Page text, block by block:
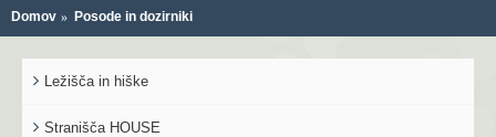
Domov Posode in dozirniki
Ležišča in hiške
Stranišča HOUSE